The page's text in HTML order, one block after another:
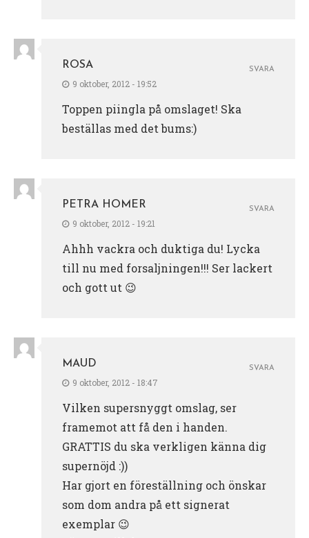
ROSA
9 oktober, 2012 - 19:52
Toppen piingla på omslaget! Ska
beställas med det bums:)
SVARA
PETRA HOMER
9 oktober, 2012 - 19:21
Ahhh vackra och duktiga du! Lycka
till nu med forsaljningen!!! Ser lackert
och gott ut 😉
SVARA
MAUD
9 oktober, 2012 - 18:47
Vilken supersnyggt omslag, ser
framemot att få den i handen.
GRATTIS du ska verkligen känna dig
supernöjd :))
Har gjort en föreställning och önskar
som dom andra på ett signerat
exemplar 😉
SVARA